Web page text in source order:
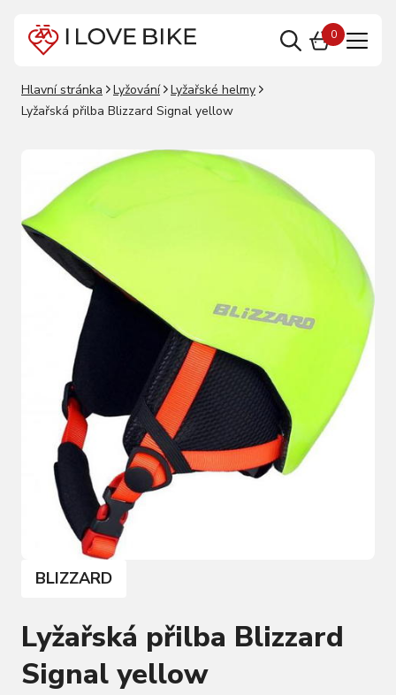
0
Hlavní stránka Lyžování
Lyžařské helmy
Lyžařská přilba Blizzard Signal yellow
BLIZZARD
Lyžařská přilba Blizzard
Signal yellow